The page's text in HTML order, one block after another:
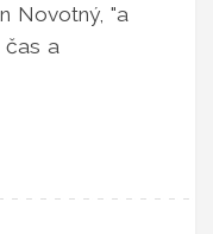
Novotný, "a
čas a